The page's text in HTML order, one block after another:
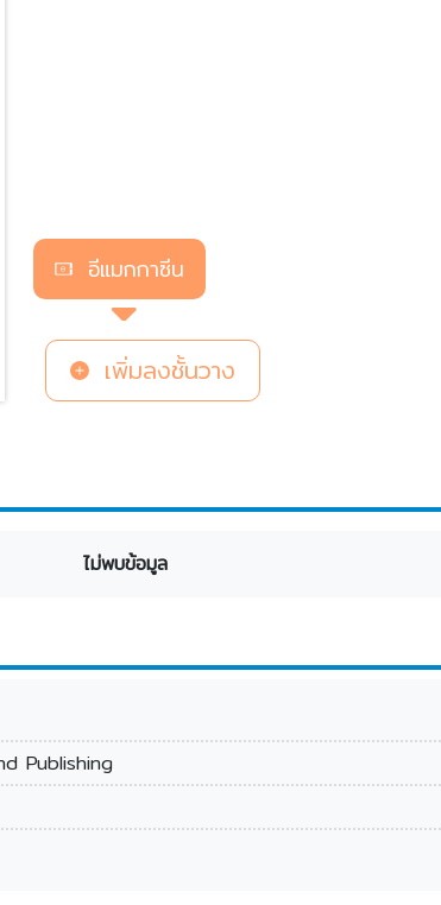
อีแมกกาซีน
เพิ่มลงชั้นวาง
ไม่พบข้อมูล
Publishing